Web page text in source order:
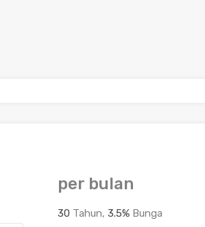
per bulan
30 Tahun, 3.5%Bunga